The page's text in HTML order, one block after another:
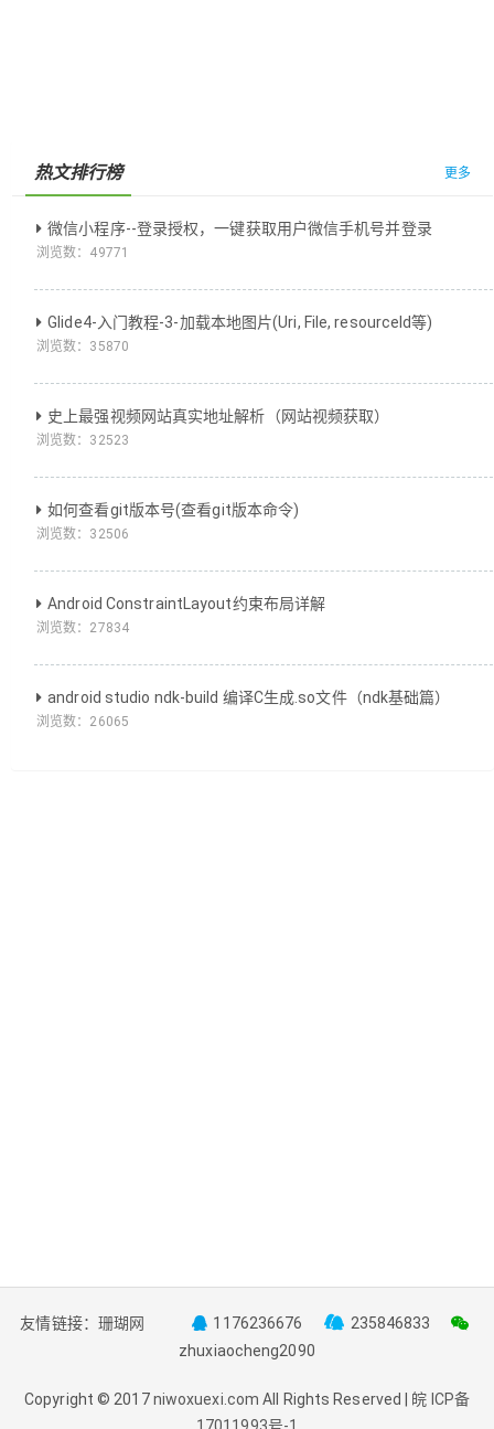
热文排行榜 更多
微信小程序--登录授权，一键获取用户微信手机号并登录
浏览数： 49771
Glide4-入门教程-3-加载本地图片(Uri, File, resourceId等)
浏览数： 35870
史上最强视频网站真实地址解析（网站视频获取）
浏览数： 32523
如何查看git版本号(查看git版本命令)
浏览数： 32506
Android ConstraintLayout约束布局详解
浏览数： 27834
android studio ndk-build 编译C生成.so文件（ndk基础篇）
浏览数： 26065
友情链接： 珊瑚网 1176236676
235846833
zhuxiaocheng2090
Copyright © 2017niwoxuexi.com All Rights Reserved | 皖 ICP备